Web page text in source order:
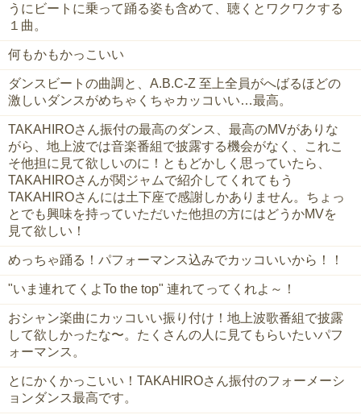
うにビートに乗って踊る姿も含めて、聴くとワクワクする
１曲。
何もかもかっこいい
ダンスビートの曲調と、A.B.C-Z 至上全員がへばるほどの
激しいダンスがめちゃくちゃカッコいい…最高。
TAKAHIROさん振付の最高のダンス、最高のMVがありな
がら、地上波では音楽番組で披露する機会がなく、これこ
そ他担に見て欲しいのに！ともどかしく思っていたら、
TAKAHIROさんが関ジャムで紹介してくれてもう
TAKAHIROさんには土下座で感謝しかありません。ちょっ
とでも興味を持っていただいた他担の方にはどうかMVを
見て欲しい！
めっちゃ踊る！パフォーマンス込みでカッコいいから！！
"いま連れてくよTo the top" 連れてってくれよ～！
おシャン楽曲にカッコいい振り付け！地上波歌番組で披露
して欲しかったな〜。たくさんの人に見てもらいたいパフ
ォーマンス。
とにかくかっこいい！TAKAHIROさん振付のフォーメーシ
ョンダンス最高です。